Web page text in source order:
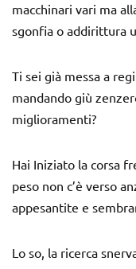
macchinari vari ma
sgonfia o addirittura
Ti sei già messa a
mandando giù
miglioramenti?
Hai Iniziato la corsa
peso non c’è verso
appesantite e
Lo so, la ricerca